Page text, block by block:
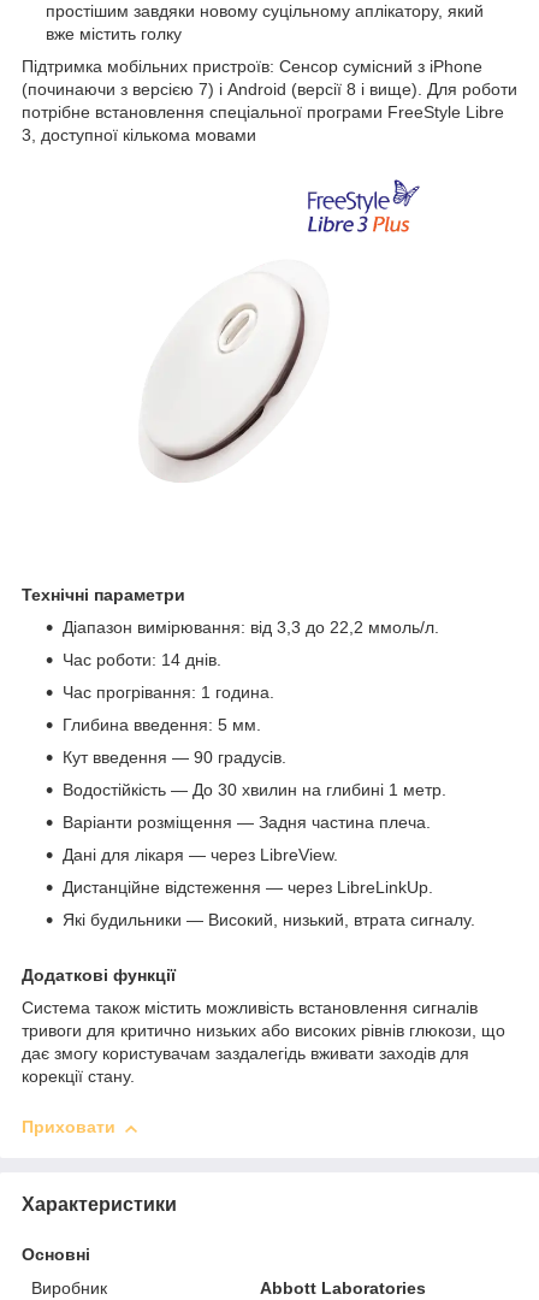
простішим завдяки новому суцільному аплікатору, який
вже містить голку
Підтримка мобільних пристроїв: Сенсор сумісний з iPhone
(починаючи з версією 7) і Android (версії 8 і вище). Для роботи
потрібне встановлення спеціальної програми FreeStyle Libre
3, доступної кількома мовами
Технічні параметри
Діапазон вимірювання: від 3,3 до 22,2 ммоль/л.
Час роботи: 14 днів.
Час прогрівання: 1 година.
Глибина введення: 5 мм.
Кут введення — 90 градусів.
Водостійкість — До 30 хвилин на глибині 1 метр.
Варіанти розміщення — Задня частина плеча.
Дані для лікаря — через LibreView.
Дистанційне відстеження — через LibreLinkUp.
Які будильники — Високий, низький, втрата сигналу.
Додаткові функції
Система також містить можливість встановлення сигналів
тривоги для критично низьких або високих рівнів глюкози, що
дає змогу користувачам заздалегідь вживати заходів для
корекції стану.
Приховати
Характеристики
Основні
Виробник
Abbott Laboratories